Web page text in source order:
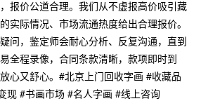
报价公道合理。我们从不虚报高价吸引藏
实际情况、市场流通热度给出合理报价。
问，鉴定师会耐心分析、反复沟通，直到
全程录像，合同条款清晰，款项即时到
心又舒心。#北京上门回收字画 #收藏品
现 #书画市场 #名人字画 #线上咨询